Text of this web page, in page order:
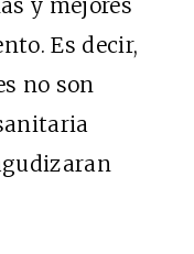
y mejores
Es decir,
no son